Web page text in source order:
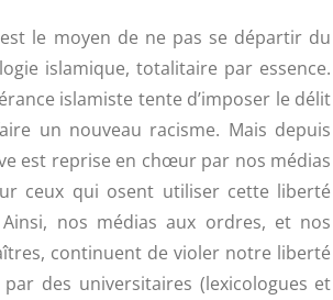
le moyen de ne pas se départir du
islamique, totalitaire par essence.
islamiste tente d’imposer le délit
un nouveau racisme. Mais depuis
est reprise en chœur par nos médias
ceux qui osent utiliser cette liberté
nos médias aux ordres, et nos
continuent de violer notre liberté
des universitaires (lexicologues et